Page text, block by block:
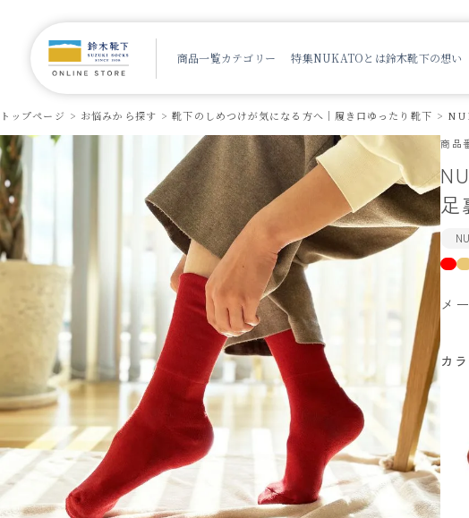
商品一覧カテゴリー 特集NUKATOとは鈴木靴下の想い
トップページ お悩みから探す 靴下のしめつけが気になる方へ｜履き口ゆったり靴下
商品
足
メ
カ